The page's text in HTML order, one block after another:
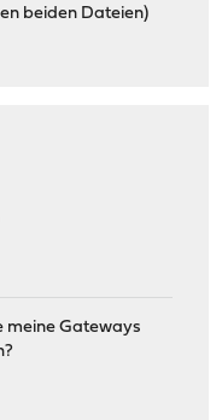
beiden Dateien)
meine Gateways